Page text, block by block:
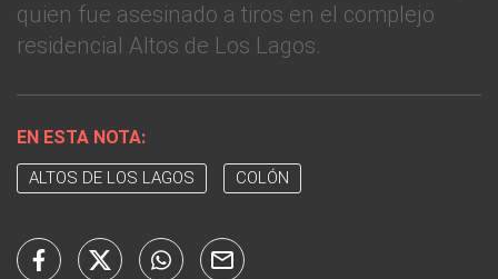
quien fue asesinado a tiros en el complejo
residencial Altos de Los Lagos.
EN ESTA NOTA:
ALTOS DE LOS LAGOS COLÓN